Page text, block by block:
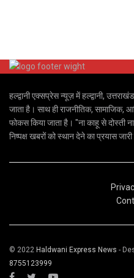
हल्द्वानी एक्सप्रेस न्यूज़ में हल्द्वानी,
जाता है। साथ ही राजनीतिक, सामाजिक,
फोकस किया जाता है। "ना काहू से दोस्ती
निष्पक्ष खबरों को स्थान देने का प्रयास
© 2022 Haldwani Express News -
8755123999